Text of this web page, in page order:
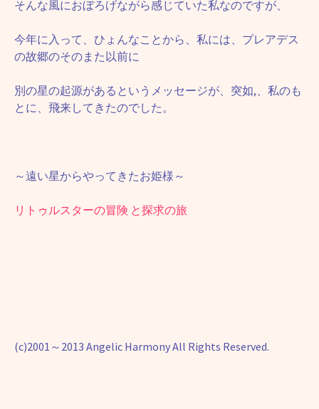
そんな風におぼろげながら感じていた私なのですが、
今年に入って、ひょんなことから、私には、プレアデス
の故郷のそのまた以前に
別の星の起源があるというメッセージが、突如,、私のも
とに、飛来してきたのでした。
～遠い星からやってきたお姫様～
リトゥルスターの冒険 と探求の旅
(c)2001～2013 Angelic Harmony All Rights Reserved.